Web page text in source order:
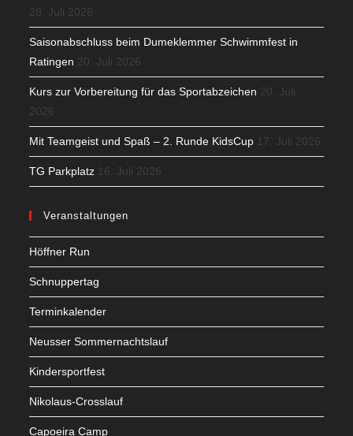
28. Juli 2026
Saisonabschluss beim Dumeklemmer Schwimmfest in
Ratingen 20. Juli 2026
Kurs zur Vorbereitung für das Sportabzeichen 20. Juli
2026
Mit Teamgeist und Spaß – 2. Runde KidsCup 17. Juli 2026
TG Parkplatz 16. Juli 2026
Veranstaltungen
Höffner Run
Schnuppertag
Terminkalender
Neusser Sommernachtslauf
Kindersportfest
Nikolaus-Crosslauf
Capoeira Camp